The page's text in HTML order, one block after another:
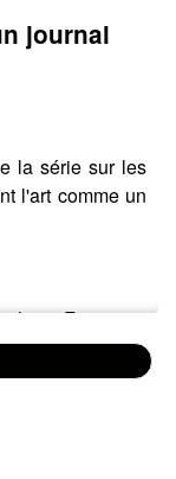
journal
la série sur les
l'art comme un
Françoise
l'histoire d'une
Monde. C'est un